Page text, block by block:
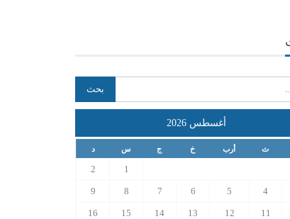
أغسطس 2026
ث أرب خ ج س د
1
2
4
5
6
7
8
9
11
12
13
14
15
16